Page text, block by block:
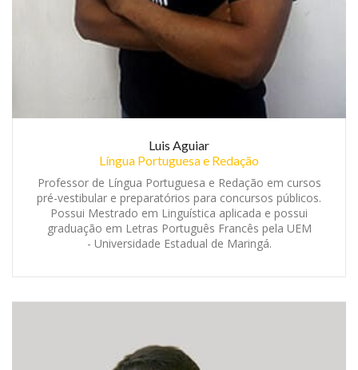
Luis Aguiar
Língua Portuguesa e Redação
Professor de Língua Portuguesa e Redação em cursos
pré-vestibular e preparatórios para concursos públicos.
Possui Mestrado em Linguística aplicada e possui
graduação em Letras Português Francês pela UEM
- Universidade Estadual de Maringá.